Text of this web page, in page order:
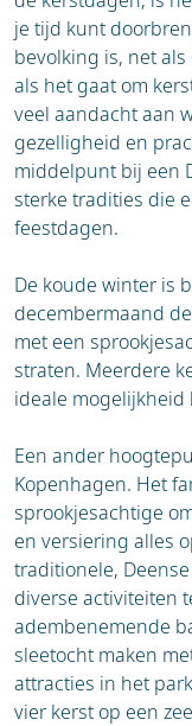
Bezoek het
van Praag,
is in de
de Sint-
genieten
over de
Winterse
sfeer met
het
speciaal
Proef de
warme
kastanjes
goulash.
en met het
verder te
Openbaar
vervoer in
zeer
snel en
loopafstand
je tijd kunt
bevolking is, net
als het gaat om
veel aandacht aan
gezelligheid en
middelpunt bij een
sterke tradities die
feestdagen.
De koude winter is
decembermaand
met een
straten. Meerdere
ideale mogelijkheid
Een ander
Kopenhagen. Het
sprookjesachtige
en versiering alles
traditionele,
diverse activiteiten
adembenemende
sleetocht maken
attracties in het
vier kerst op een